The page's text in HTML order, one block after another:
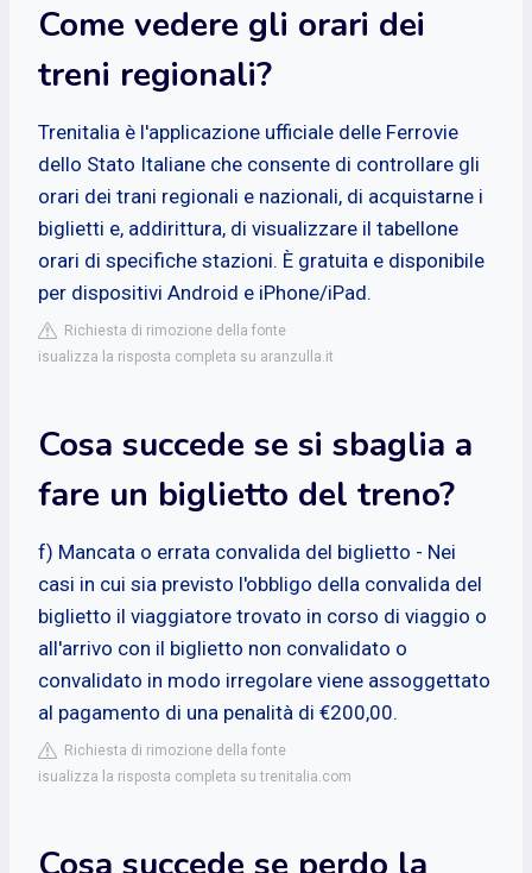
Come vedere gli orari dei
treni regionali?
Trenitalia è l'applicazione ufficiale delle Ferrovie
dello Stato Italiane che consente di controllare gli
orari dei trani regionali e nazionali, di acquistarne i
biglietti e, addirittura, di visualizzare il tabellone
orari di specifiche stazioni. È gratuita e disponibile
per dispositivi Android e iPhone/iPad.
Richiesta di rimozione della fonte
isualizza la risposta completa su aranzulla.it
Cosa succede se si sbaglia a
fare un biglietto del treno?
f) Mancata o errata convalida del biglietto - Nei
casi in cui sia previsto l'obbligo della convalida del
biglietto il viaggiatore trovato in corso di viaggio o
all'arrivo con il biglietto non convalidato o
convalidato in modo irregolare viene assoggettato
al pagamento di una penalità di €200,00.
Richiesta di rimozione della fonte
isualizza la risposta completa su trenitalia.com